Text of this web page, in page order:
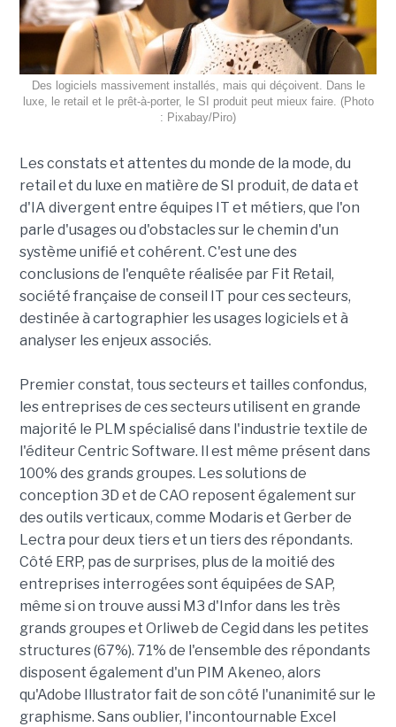
Des logiciels massivement installés, mais qui déçoivent. Dans le
luxe, le retail et le prêt-à-porter, le SI produit peut mieux faire. (Photo
: Pixabay/Piro)
Les constats et attentes du monde de la mode, du
retail et du luxe en matière de SI produit, de data et
d'IA divergent entre équipes IT et métiers, que l'on
parle d'usages ou d'obstacles sur le chemin d'un
système unifié et cohérent. C'est une des
conclusions de l'enquête réalisée par Fit Retail,
société française de conseil IT pour ces secteurs,
destinée à cartographier les usages logiciels et à
analyser les enjeux associés.
Premier constat, tous secteurs et tailles confondus,
les entreprises de ces secteurs utilisent en grande
majorité le PLM spécialisé dans l'industrie textile de
l'éditeur Centric Software. Il est même présent dans
100% des grands groupes. Les solutions de
conception 3D et de CAO reposent également sur
des outils verticaux, comme Modaris et Gerber de
Lectra pour deux tiers et un tiers des répondants.
Côté ERP, pas de surprises, plus de la moitié des
entreprises interrogées sont équipées de SAP,
même si on trouve aussi M3 d'Infor dans les très
grands groupes et Orliweb de Cegid dans les petites
structures (67%). 71% de l'ensemble des répondants
disposent également d'un PIM Akeneo, alors
qu'Adobe Illustrator fait de son côté l'unanimité sur le
graphisme. Sans oublier, l'incontournable Excel